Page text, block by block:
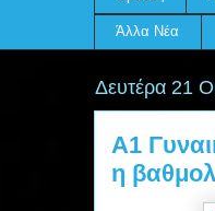
Άλλα Νέα
Δευτέρα 21
Α1
η